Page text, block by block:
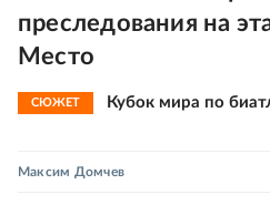
преследования на
Место
СЮЖЕТ Кубок мира по
Максим Домчев